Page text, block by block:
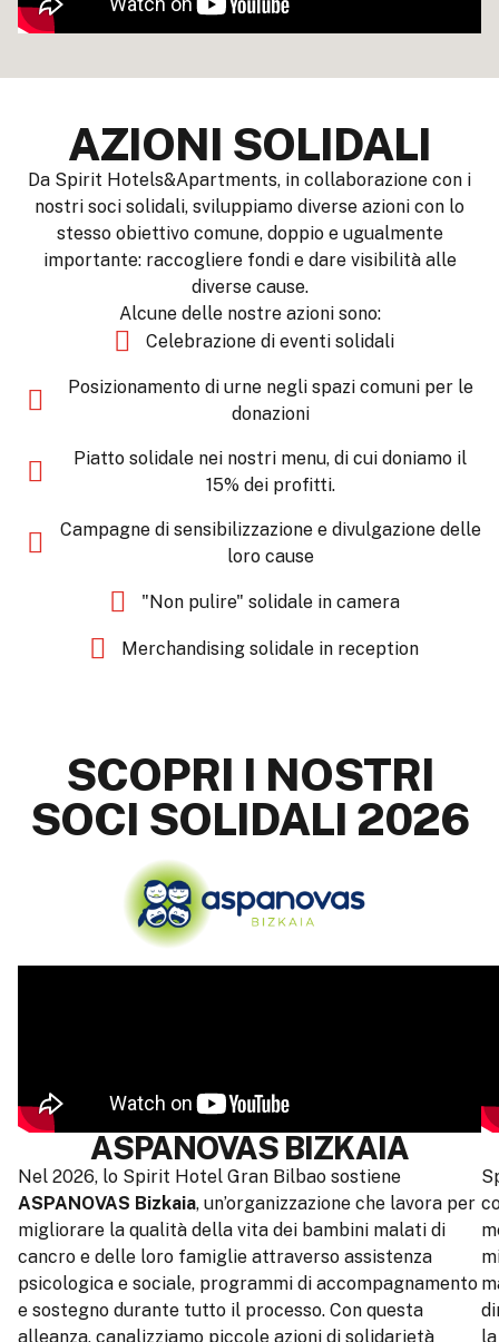
AZIONI SOLIDALI
Da Spirit Hotels&Apartments, in collaborazione con i
nostri soci solidali, sviluppiamo diverse azioni con lo
stesso obiettivo comune, doppio e ugualmente
importante: raccogliere fondi e dare visibilità alle
diverse cause.
Alcune delle nostre azioni sono:
Celebrazione di eventi solidali
Posizionamento di urne negli spazi comuni per le
donazioni
Piatto solidale nei nostri menu, di cui doniamo il
15% dei profitti.
Campagne di sensibilizzazione e divulgazione delle
loro cause
"Non pulire" solidale in camera
Merchandising solidale in reception
SCOPRI I NOSTRI
SOCI SOLIDALI 2026
ASPANOVAS BIZKAIA
Nel 2026, lo Spirit Hotel Gran Bilbao sostiene
ASPANOVAS Bizkaia, un’organizzazione che lavora per
migliorare la qualità della vita dei bambini malati di
cancro e delle loro famiglie attraverso assistenza
psicologica e sociale, programmi di accompagnamento
e sostegno durante tutto il processo. Con questa
alleanza, canalizziamo piccole azioni di solidarietà